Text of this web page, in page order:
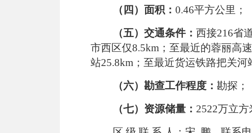
（四）面积：0.46平方公里 ；
（五）交通条件：西接216省
市西区仅8.5km ；至最近的蓉丽高
站25.8km ；至最近货运铁路把关河
（六）勘查工作程度：勘探；
（七）资源储量： 2522万立方